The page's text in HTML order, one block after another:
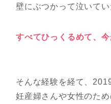
壁にぶつかって泣いてい
すべてひっくるめて、今
そんな経験を経て、2019
妊産婦さんや女性のた